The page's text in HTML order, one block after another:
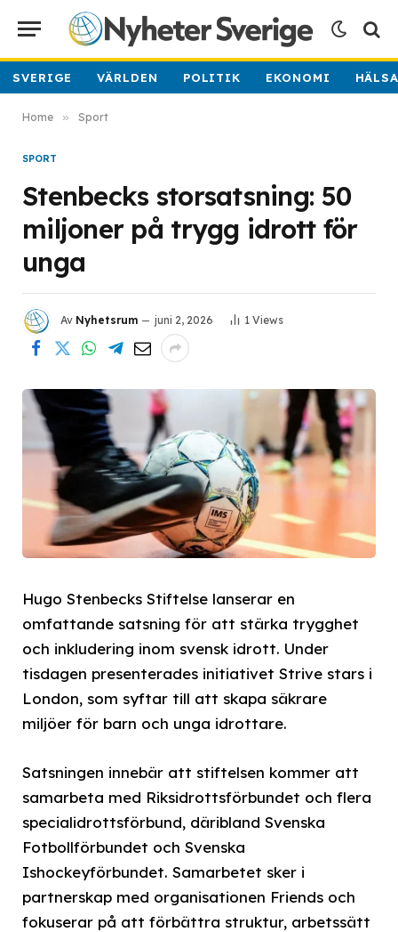
SVERIGE VÄRLDEN POLITIK EKONOMI
Home » Sport
SPORT
Stenbecks storsatsning: 50
miljoner på trygg idrott för
unga
Av Nyhetsrum juni 2, 2026 1 Views
Hugo Stenbecks Stiftelse lanserar en
omfattande satsning för att stärka trygghet
och inkludering inom svensk idrott. Under
tisdagen presenterades initiativet Strive stars i
London, som syftar till att skapa säkrare
miljöer för barn och unga idrottare.
Satsningen innebär att stiftelsen kommer att
samarbeta med Riksidrottsförbundet och flera
specialidrottsförbund, däribland Svenska
Fotbollförbundet och Svenska
Ishockeyförbundet. Samarbetet sker i
partnerskap med organisationen Friends och
fokuserar på att förbättra struktur, arbetssätt